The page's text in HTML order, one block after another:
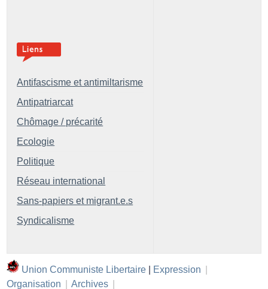
Antifascisme et antimiltarisme
Antipatriarcat
Chômage / précarité
Ecologie
Politique
Réseau international
Sans-papiers et migrant.e.s
Syndicalisme
Union Communiste Libertaire Expression
Organisation
Archives